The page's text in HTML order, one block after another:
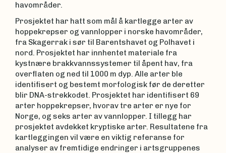
havområder.
Prosjektet har hatt som mål å kartlegge arter av
hoppekrepser og vannlopper i norske havområder,
fra Skagerrak i sør til Barentshavet og Polhavet i
nord. Prosjektet har innhentet materiale fra
kystnære brakkvannssystemer til åpent hav, fra
overflaten og ned til 1000 m dyp. Alle arter ble
identifisert og bestemt morfologisk før de deretter
blir DNA-strekkodet. Prosjektet har identifisert 69
arter hoppekrepser, hvorav tre arter er nye for
Norge, og seks arter av vannlopper. I tillegg har
prosjektet avdekket kryptiske arter. Resultatene fra
kartleggingen vil være en viktig referanse for
analyser av fremtidige endringer i artsgruppenes